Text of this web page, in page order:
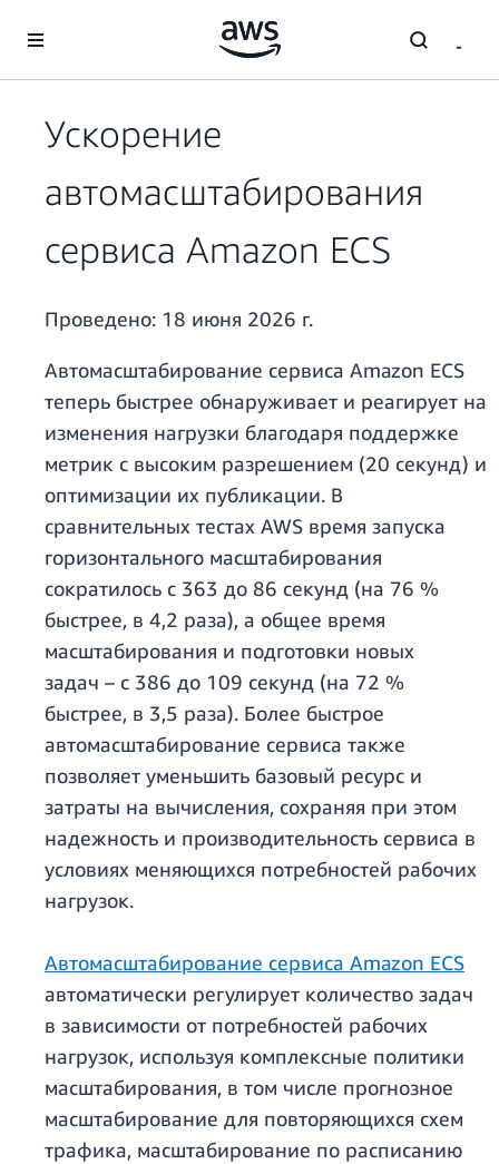
Перейти к главному контенту
Ускорение
автомасштабирования
сервиса Amazon ECS
Проведено: 18 июня 2026 г.
Автомасштабирование сервиса Amazon ECS
теперь быстрее обнаруживает и реагирует на
изменения нагрузки благодаря поддержке
метрик с высоким разрешением (20 секунд) и
оптимизации их публикации. В
сравнительных тестах AWS время запуска
горизонтального масштабирования
сократилось с 363 до 86 секунд (на 76 %
быстрее, в 4,2 раза), а общее время
масштабирования и подготовки новых
задач – с 386 до 109 секунд (на 72 %
быстрее, в 3,5 раза). Более быстрое
автомасштабирование сервиса также
позволяет уменьшить базовый ресурс и
затраты на вычисления, сохраняя при этом
надежность и производительность сервиса в
условиях меняющихся потребностей рабочих
нагрузок.
Автомасштабирование сервиса Amazon ECS
автоматически регулирует количество задач
в зависимости от потребностей рабочих
нагрузок, используя комплексные политики
масштабирования, в том числе прогнозное
масштабирование для повторяющихся схем
трафика, масштабирование по расписанию